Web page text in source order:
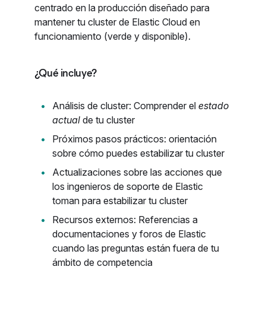
centrado en la producción diseñado para
mantener tu cluster de Elastic Cloud en
funcionamiento (verde y disponible).
¿Qué incluye?
Análisis de cluster: Comprender el estado
actualde tu cluster
Próximos pasos prácticos: orientación
sobre cómo puedes estabilizar tu cluster
Actualizaciones sobre las acciones que
los ingenieros de soporte de Elastic
toman para estabilizar tu cluster
Recursos externos: Referencias a
documentaciones y foros de Elastic
cuando las preguntas están fuera de tu
ámbito de competencia